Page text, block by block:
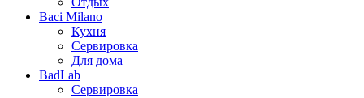
Baci Milano
Кухня
Сервировка
Для дома
BadLab
Сервировка